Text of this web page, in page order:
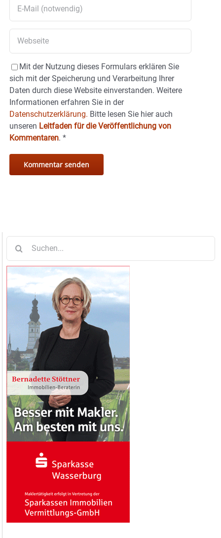
Mit der Nutzung dieses Formulars erklären Sie
sich mit der Speicherung und Verarbeitung Ihrer
Daten durch diese Website einverstanden. Weitere
Informationen erfahren Sie in der
Datenschutzerklärung. Bitte lesen Sie hier auch
unseren Leitfaden für die Veröffentlichung von
Kommentaren. *
nach: